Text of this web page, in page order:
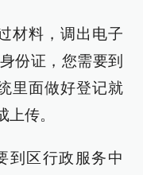
材料，调出电子
份证，您需要到
里面做好登记就
传。
到区行政服务中